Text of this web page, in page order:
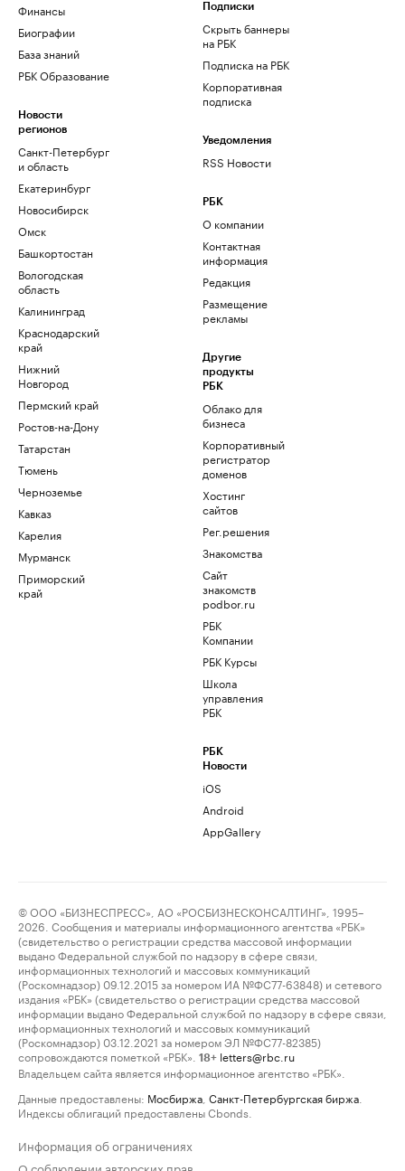
Финансы
Биографии
База знаний
РБК Образование
Новости
регионов
Санкт-Петербург
и область
Екатеринбург
Новосибирск
Омск
Башкортостан
Вологодская
область
Калининград
Краснодарский
край
Нижний
Новгород
Пермский край
Ростов-на-Дону
Татарстан
Тюмень
Черноземье
Кавказ
Карелия
Мурманск
Приморский
край
Подписки
Скрыть баннеры
на РБК
Подписка на РБК
Корпоративная
подписка
Уведомления
RSS Новости
РБК
О компании
Контактная
информация
Редакция
Размещение
рекламы
Другие
продукты
РБК
Облако для
бизнеса
Корпоративный
регистратор
доменов
Хостинг
сайтов
Рег.решения
Знакомства
Сайт
знакомств
podbor.ru
РБК
Компании
РБК Курсы
Школа
управления
РБК
РБК
Новости
iOS
Android
AppGallery
© ООО «БИЗНЕСПРЕСС», АО «РОСБИЗНЕСКОНСАЛТИНГ», 1995–
2026. Сообщения и материалы информационного агентства «РБК»
(свидетельство о регистрации средства массовой информации
выдано Федеральной службой по надзору в сфере связи,
информационных технологий и массовых коммуникаций
(Роскомнадзор) 09.12.2015 за номером ИА №ФС77-63848) и сетевого
издания «РБК» (свидетельство о регистрации средства массовой
информации выдано Федеральной службой по надзору в сфере связи,
информационных технологий и массовых коммуникаций
(Роскомнадзор) 03.12.2021 за номером ЭЛ №ФС77-82385)
сопровождаются пометкой «РБК».
18+ letters@rbc.ru
Владельцем сайта является информационное агентство «РБК».
Данные предоставлены: Мосбиржа Санкт-Петербургская биржа
Индексы облигаций предоставлены Cbonds.
Информация об ограничениях
О соблюдении авторских прав